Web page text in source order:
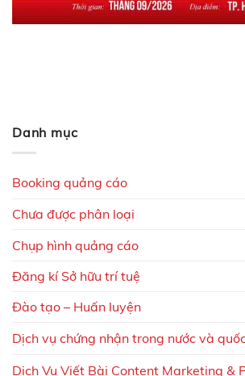
Danh mục
Booking quảng cáo
Chưa được phân loại
Chụp hình quảng cáo
Đăng kí Sở hữu trí tuệ
Đào tạo – Huấn luyện
Dịch vụ chứng nhận trong nước và
Dịch Vụ Viết Bài Content Marketing &